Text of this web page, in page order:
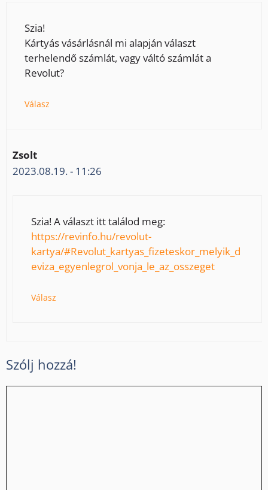
Szia!
Kártyás vásárlásnál mi alapján választ
terhelendő számlát, vagy váltó számlát a
Revolut?
Válasz
Zsolt
2023.08.19. - 11:26
Szia! A választ itt találod meg:
https://revinfo.hu/revolut-
kartya/#Revolut_kartyas_fizeteskor_melyik_d
eviza_egyenlegrol_vonja_le_az_osszeget
Válasz
Szólj hozzá!